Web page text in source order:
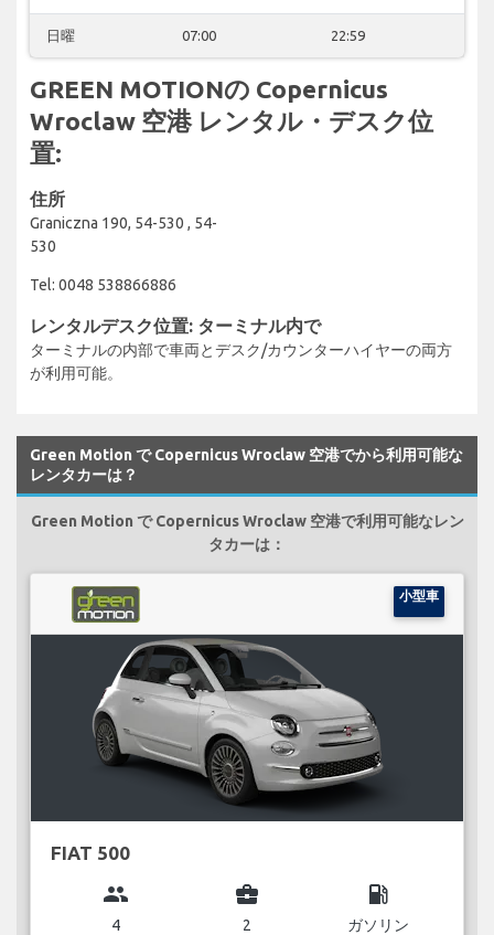
日曜 07:00 22:59
GREEN MOTIONの Copernicus
Wroclaw 空港 レンタル・デスク位
置:
住所
Graniczna 190, 54-530 , 54-
530
Tel: 0048 538866886
レンタルデスク位置: ターミナル内で
ターミナルの内部で車両とデスク/カウンターハイヤーの両方
が利用可能。
Green Motion で Copernicus Wroclaw 空港でから利用可能な
レンタカーは？
Green Motion で Copernicus Wroclaw 空港で利用可能なレン
タカーは：
小型車
FIAT 500
group
4
business_center
2
local_gas_station
ガソリン